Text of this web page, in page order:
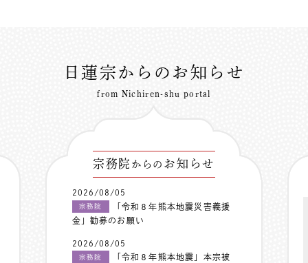
日蓮宗からのお知らせ
from Nichiren-shu portal
宗務院 からの お知らせ
2026/08/05
宗務院
「令和８年熊本地震災害義援
金」勧募のお願い
2026/08/05
宗務院
「令和８年熊本地震」本宗被